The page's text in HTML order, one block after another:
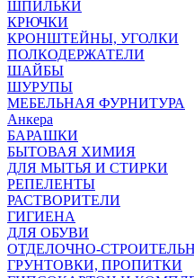
ШПИЛЬКИ
КРЮЧКИ
КРОНШТЕЙНЫ, УГОЛКИ
ПОЛКОДЕРЖАТЕЛИ
ШАЙБЫ
ШУРУПЫ
МЕБЕЛЬНАЯ ФУРНИТУРА
Анкера
БАРАШКИ
БЫТОВАЯ ХИМИЯ
ДЛЯ МЫТЬЯ И СТИРКИ
РЕПЕЛЕНТЫ
РАСТВОРИТЕЛИ
ГИГИЕНА
ДЛЯ ОБУВИ
ОТДЕЛОЧНО-
ГРУНТОВКИ, ПРОПИТКИ